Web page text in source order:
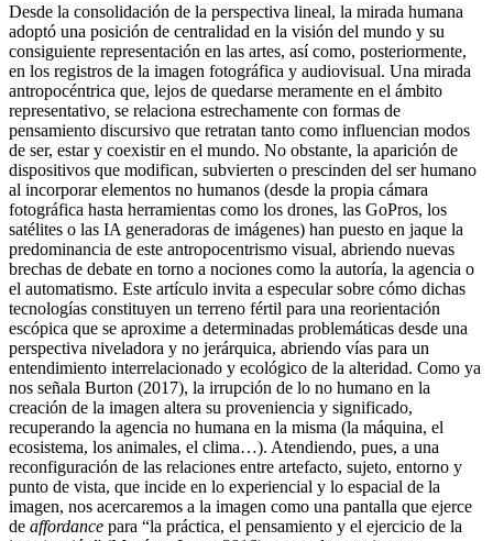
Desde la consolidación de la perspectiva lineal, la mirada humana
adoptó una posición de centralidad en la visión del mundo y su
consiguiente representación en las artes, así como, posteriormente,
en los registros de la imagen fotográfica y audiovisual. Una mirada
antropocéntrica que, lejos de quedarse meramente en el ámbito
representativo se relaciona estrechamente con formas de
pensamiento discursivo que retratan tanto como influencian modos
de ser, estar y coexistir en el mundo. No obstante, la aparición de
dispositivos que modifican, subvierten o prescinden del ser humano
al incorporar elementos no humanos (desde la propia cámara
fotográfica hasta herramientas como los drones, las GoPros, los
satélites o las IA generadoras de imágenes) han puesto en jaque la
predominancia de este antropocentrismo visual, abriendo nuevas
brechas de debate en torno a nociones como la autoría, la agencia o
el automatismo. Este artículo invita a especular sobre cómo dichas
tecnologías constituyen un terreno fértil para una reorientación
escópica que se aproxime a determinadas problemáticas desde una
perspectiva niveladora y no jerárquica, abriendo vías para un
entendimiento interrelacionado y ecológico de la alteridad. Como ya
nos señala Burton (2017), la irrupción de lo no humano en la
creación de la imagen altera su proveniencia y significado,
recuperando la agencia no humana en la misma (la máquina, el
ecosistema, los animales, el clima…). Atendiendo, pues, a una
reconfiguración de las relaciones entre artefacto, sujeto, entorno y
punto de vista, que incide en lo experiencial y lo espacial de la
imagen, nos acercaremos a la imagen como una pantalla que ejerce
de affordance para “la práctica, el pensamiento y el ejercicio de la